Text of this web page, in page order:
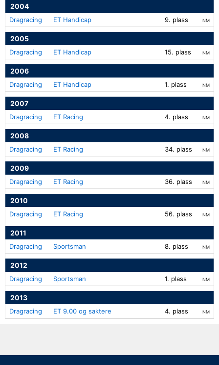
2004
Dragracing ET Handicap 9. plass NM
2005
Dragracing ET Handicap 15. plass NM
2006
Dragracing ET Handicap 1. plass NM
2007
Dragracing ET Racing 4. plass NM
2008
Dragracing ET Racing 34. plass NM
2009
Dragracing ET Racing 36. plass NM
2010
Dragracing ET Racing 56. plass NM
2011
Dragracing Sportsman 8. plass NM
2012
Dragracing Sportsman 1. plass NM
2013
Dragracing ET 9.00 og saktere 4. plass NM